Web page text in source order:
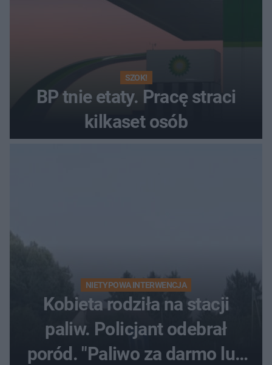
SZOK!
BP tnie etaty. Pracę straci
kilkaset osób
NIETYPOWA INTERWENCJA
Kobieta rodziła na stacji
paliw. Policjant odebrał
poród. "Paliwo za darmo lub